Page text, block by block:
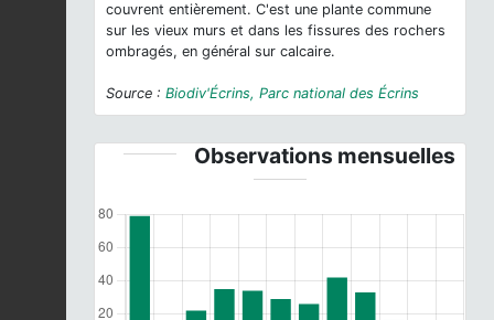
couvrent entièrement. C'est une plante commune
sur les vieux murs et dans les fissures des rochers
ombragés, en général sur calcaire.
Source : Biodiv'Écrins, Parc national des Écrins
Observations mensuelles